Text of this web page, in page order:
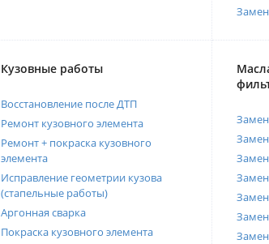
Кузовные работы
Восстановление после ДТП
Ремонт кузовного элемента
Ремонт + покраска кузовного
элемента
Исправление геометрии кузова
(стапельные работы)
Аргонная сварка
Покраска кузовного элемента